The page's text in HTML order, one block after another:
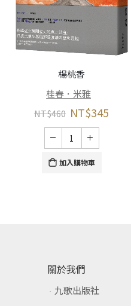
楊桃香
桂春．米雅
NT$460 NT$345
加入購物車
關於我們
九歌出版社